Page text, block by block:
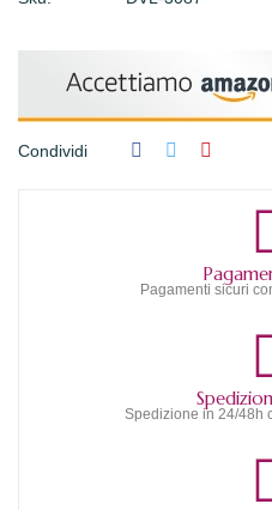
Condividi
Pagamenti sicuri
Spedizione in 24/48h